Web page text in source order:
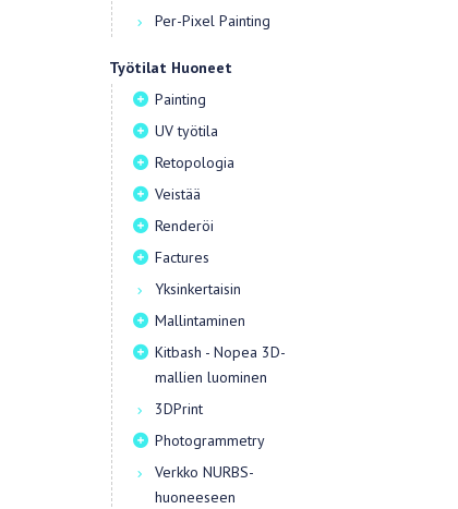
Per-Pixel Painting
Työtilat Huoneet
Painting
UV työtila
Retopologia
Veistää
Renderöi
Factures
Yksinkertaisin
Mallintaminen
Kitbash - Nopea 3D-
mallien luominen
3DPrint
Photogrammetry
Verkko NURBS-
huoneeseen